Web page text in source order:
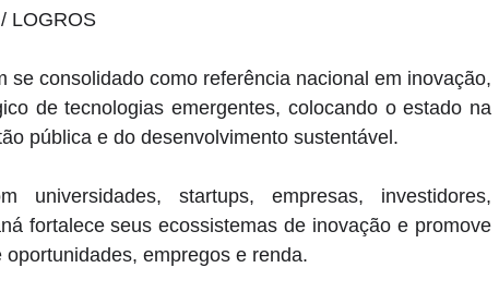
LOGROS
se consolidado como referência nacional em inovação,
de tecnologias emergentes, colocando o estado na
pública e do desenvolvimento sustentável.
universidades, startups, empresas, investidores,
fortalece seus ecossistemas de inovação e promove
empregos e renda.